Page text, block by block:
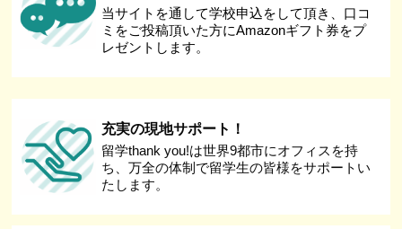
当サイトを通して学校申込をして頂き、口コ
ミをご投稿頂いた方にAmazonギフト券をプ
レゼントします。
充実の現地サポート！
留学thank you!は世界9都市にオフィスを持
ち、万全の体制で留学生の皆様をサポートい
たします。